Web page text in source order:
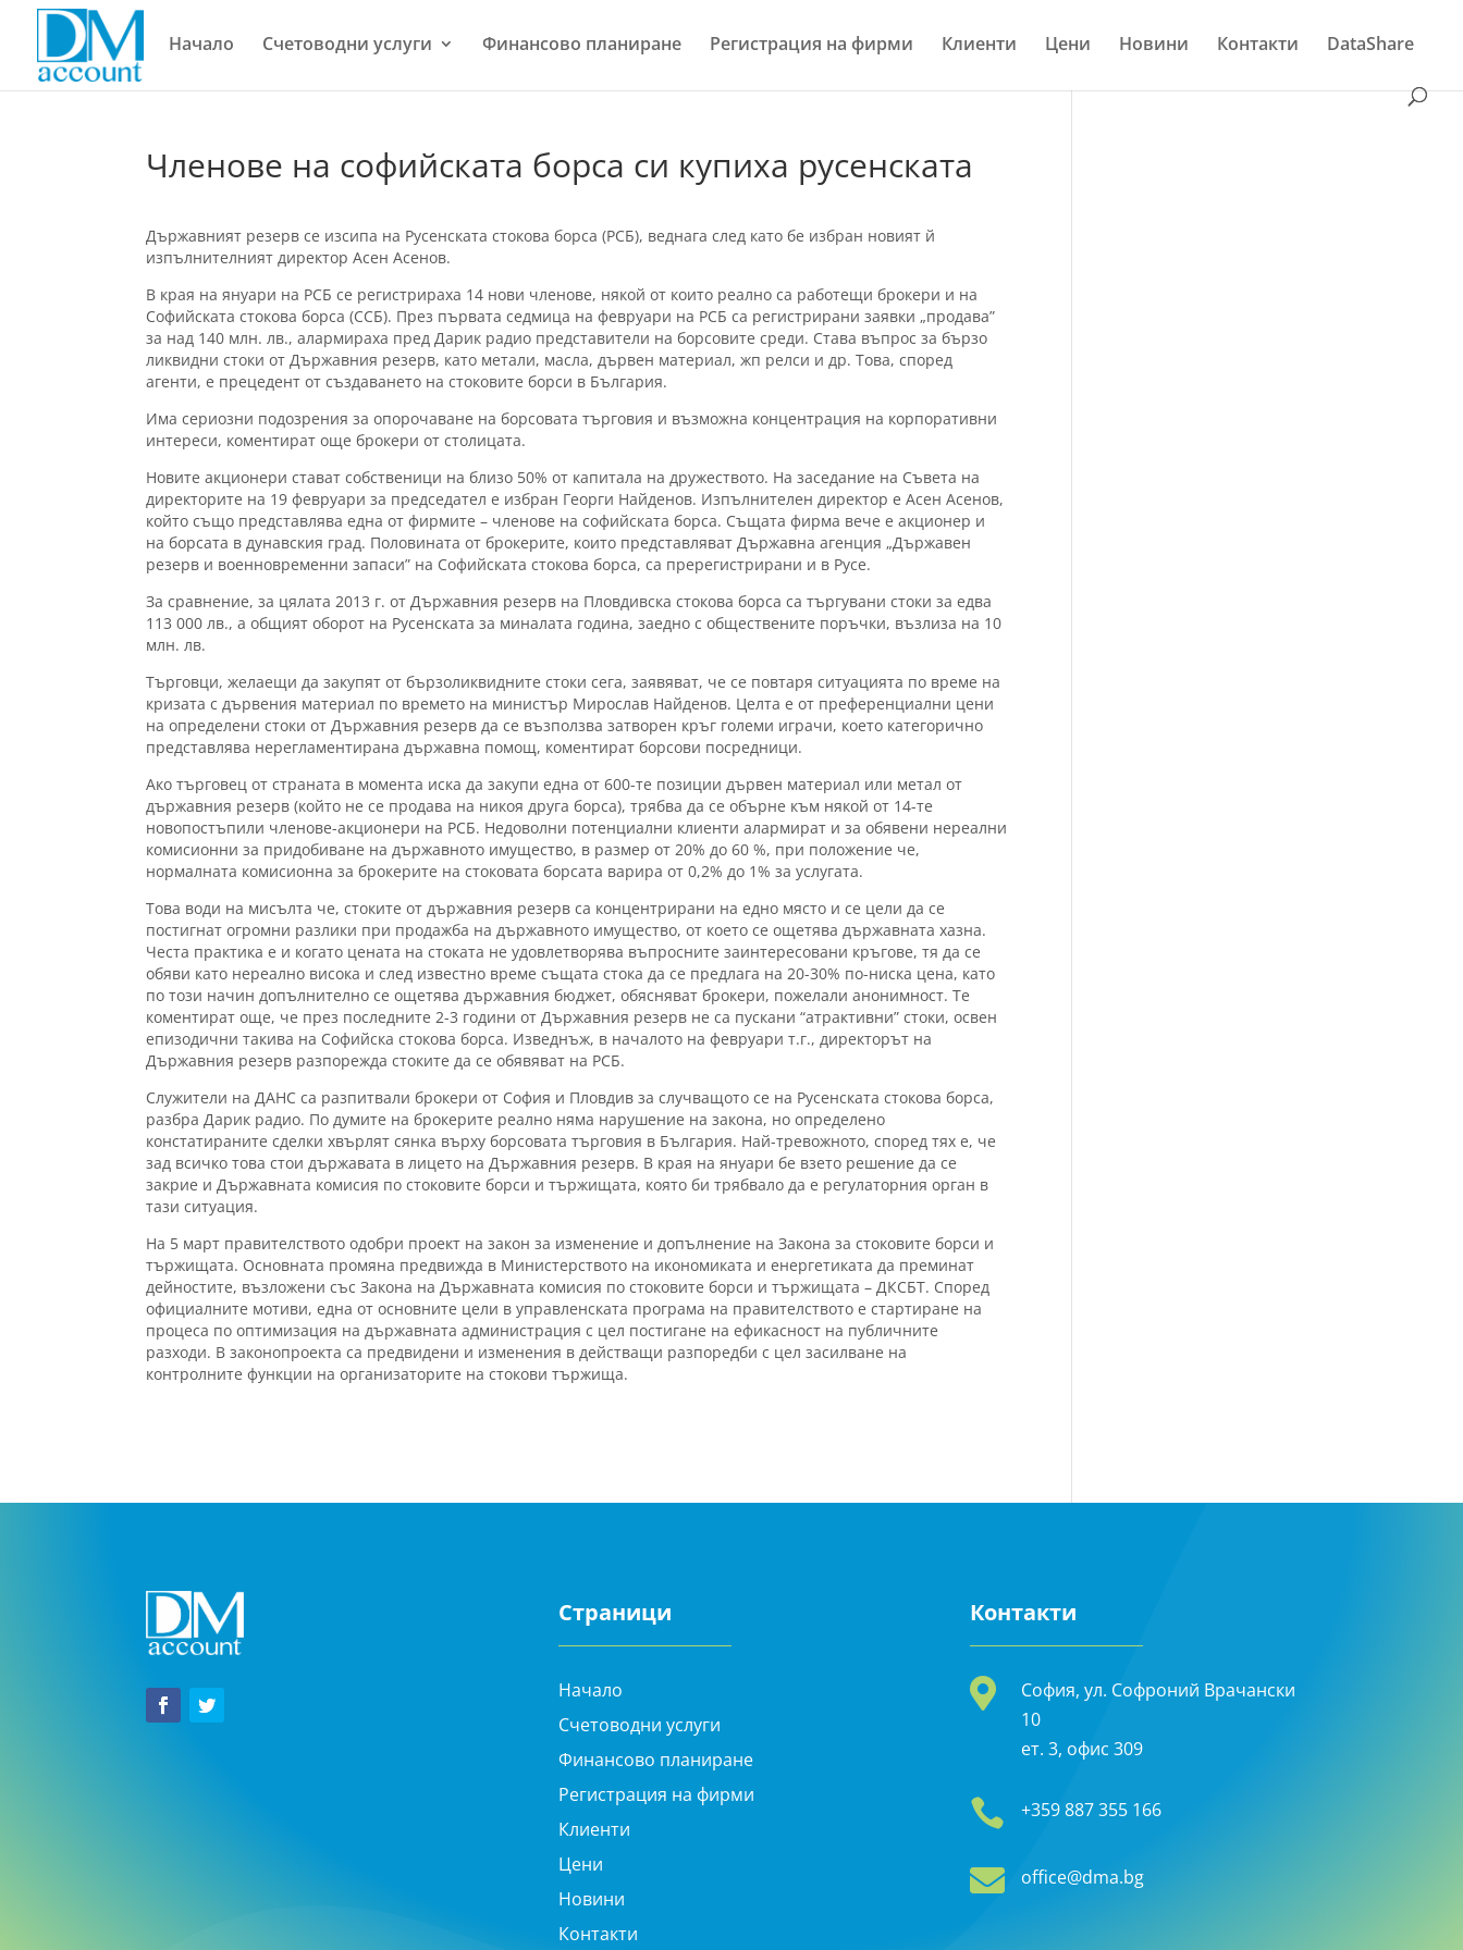
Начало Счетоводни услуги Финансово планиране Регистрация на фирми Клиенти Цени Новини Контакти DataShare
Членове на софийската борса си купиха русенската
Държавният резерв се изсипа на Русенската стокова борса (РСБ), веднага след като бе избран новият й
изпълнителният директор Aсен Асенов.
В края на януари на РСБ се регистрираха 14 нови членове, някой от които реално са работещи брокери и на
Софийската стокова борса (ССБ). През първата седмица на февруари на РСБ са регистрирани заявки „продава”
за над 140 млн. лв., алармираха пред Дарик радио представители на борсовите среди. Става въпрос за бързо
ликвидни стоки от Държавния резерв, като метали, масла, дървен материал, жп релси и др. Това, според
агенти, e прецедент от създаването на стоковите борси в България.
Има сериозни подозрения за опорочаване на борсовата търговия и възможна концентрация на корпоративни
интереси, коментират още брокери от столицата.
Новите акционери стават собственици на близо 50% от капитала на дружеството. На заседание на Съвета на
директорите на 19 февруари за председател е избран Георги Найденов. Изпълнителен директор е Асен Асенов,
който също представлява една от фирмите – членове на софийската борса. Същата фирма вече е акционер и
на борсата в дунавския град. Половината от брокерите, които представляват Държавна агенция „Държавен
резерв и военновременни запаси” на Софийската стокова борса, са пререгистрирани и в Русе.
За сравнение, за цялата 2013 г. от Държавния резерв на Пловдивска стокова борса са търгувани стоки за едва
113 000 лв., а общият оборот на Русенската за миналата година, заедно с обществените поръчки, възлиза на 10
млн. лв.
Търговци, желаещи да закупят от бързоликвидните стоки сега, заявяват, че се повтаря ситуацията по време на
кризата с дървения материал по времето на министър Мирослав Найденов. Целта е oт преференциални цени
на определени стоки от Държавния резерв да се възползва затворен кръг големи играчи, което категорично
представлява нерегламентирана държавна помощ, коментират борсови посредници.
Ако търговец от страната в момента иска да закупи една от 600-те позиции дървен материал или метал от
държавния резерв (който не се продава на никоя друга борса), трябва да се обърне към някой от 14-те
новопостъпили членове-акционери на РСБ. Недоволни потенциални клиенти алармират и за обявени нереални
комисионни за придобиване на държавното имущество, в размер от 20% до 60 %, при положение че,
нормалната комисионна за брокерите на стоковата борсата варира от 0,2% до 1% за услугата.
Това води на мисълта че, стоките от държавния резерв са концентрирани на едно място и се цели да се
постигнат огромни разлики при продажба на държавното имущество, от което се ощетява държавната хазна.
Честа практика е и когато цената на стоката не удовлетворява въпросните заинтересовани кръгове, тя да се
обяви като нереално висока и след известно време същата стока да се предлага на 20-30% по-ниска цена, като
по този начин допълнително се ощетява държавния бюджет, обясняват брокери, пожелали анонимност. Те
коментират още, че през последните 2-3 години от Държавния резерв не са пускани “атрактивни” стоки, освен
епизодични такива на Софийска стокова борса. Изведнъж, в началото на февруари т.г., директорът на
Държавния резерв разпорежда стоките да се обявяват на РСБ.
Служители на ДАНС са разпитвали брокери от София и Пловдив за случващото се на Русенската стокова борса,
разбра Дарик радио. По думите на брокерите реално няма нарушение на закона, но определено
констатираните сделки хвърлят сянка върху борсовата търговия в България. Най-тревожното, според тях е, че
зад всичко това стои държавата в лицето на Държавния резерв. В края на януари бе взето решение да се
закриe и Държавната комисия по стоковите борси и тържищата, която би трябвало да е регулаторния орган в
тази ситуация.
На 5 март правителството одобри проект на закон за изменение и допълнение на Закона за стоковите борси и
тържищата. Основната промяна предвижда в Министерството на икономиката и енергетиката да преминат
дейностите, възложени със Закона на Държавната комисия по стоковите борси и тържищата – ДКСБТ. Според
официалните мотиви, eдна от основните цели в управленската програма на правителството е стартиране на
процеса по оптимизация на държавната администрация с цел постигане на ефикасност на публичните
разходи. В законопроекта са предвидени и изменения в действащи разпоредби с цел засилване на
контролните функции на организаторите на стокови тържищa.
Страници
Начало
Счетоводни услуги
Финансово планиране
Регистрация на фирми
Клиенти
Цени
Новини
Контакти
Контакти

София, ул. Софроний Врачански
10
ет. 3, офис 309
 +359 887 355 166
 office@dma.bg